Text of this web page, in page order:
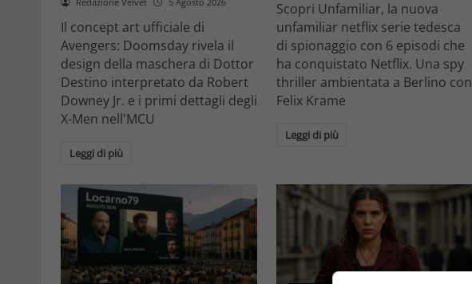
Il concept art ufficiale di
Avengers: Doomsday rivela il
design della maschera di Dottor
Destino interpretato da Robert
Downey Jr. e i primi dettagli degli
X-Men nell'MCU
Leggi di più
Scopri Unfamiliar, la nuova
unfamiliar netflix serie tedesca
di spionaggio con 6 episodi che
ha conquistato Netflix. Una spy
thriller ambientata a Berlino con
Felix Krame
Leggi di più